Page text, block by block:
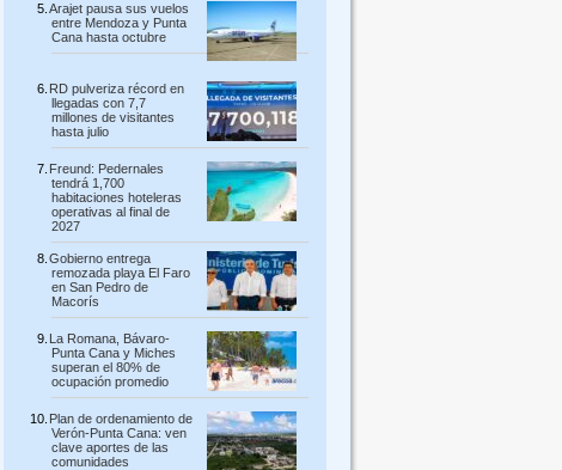
Arajet pausa sus vuelos
entre Mendoza y Punta
Cana hasta octubre
RD pulveriza récord en
llegadas con 7,7
millones de visitantes
hasta julio
Freund: Pedernales
tendrá 1,700
habitaciones hoteleras
operativas al final de
2027
Gobierno entrega
remozada playa El Faro
en San Pedro de
Macorís
La Romana, Bávaro-
Punta Cana y Miches
superan el 80% de
ocupación promedio
Plan de ordenamiento de
Verón-Punta Cana: ven
clave aportes de las
comunidades